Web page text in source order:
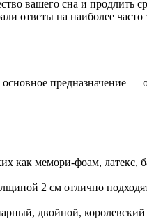
вашего сна и продлить
ответы на наиболее
предназначение
как мемори-фоам, латекс,
2 см отлично
двойной, королевский